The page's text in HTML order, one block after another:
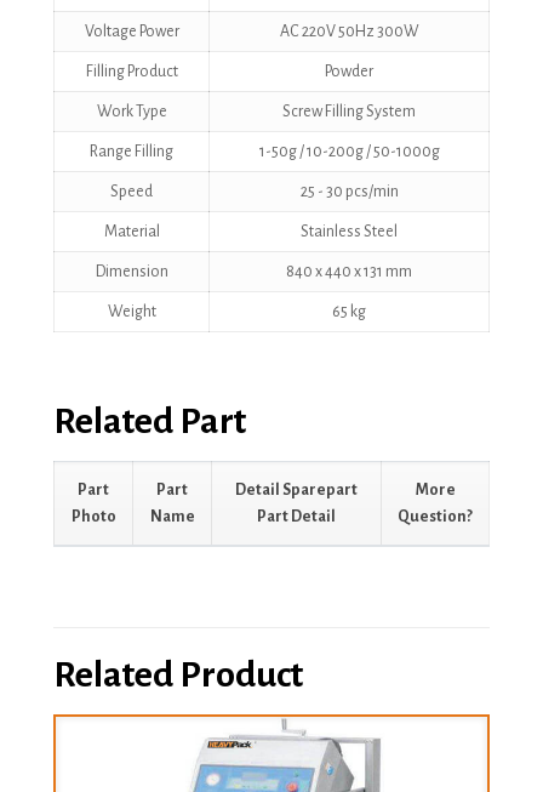
Voltage Power AC 220V 50Hz 300W
Filling Product Powder
Work Type Screw Filling System
Range Filling 1-50g / 10-200g / 50-1000g
Speed 25 - 30 pcs/min
Material Stainless Steel
Dimension 840 x 440 x 131 mm
Weight 65 kg
Related Part
Part
Photo
Part
Name
Detail Sparepart
Part Detail
More
Question?
Related Product